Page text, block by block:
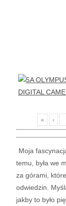
« ‹
Moja
temu, była we
za górami,
odwiedzin.
jakby to było